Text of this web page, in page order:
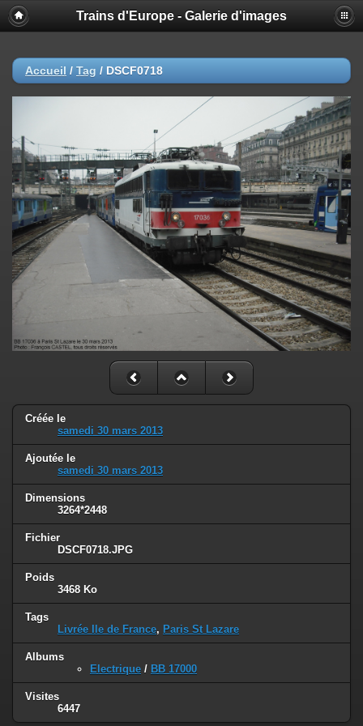
Trains d'Europe - Galerie d'images
Accueil / Tag / DSCF0718
Créée le
samedi 30 mars 2013
Ajoutée le
samedi 30 mars 2013
Dimensions
3264*2448
Fichier
DSCF0718.JPG
Poids
3468 Ko
Tags
Livrée Ile de France, Paris St Lazare
Albums
Electrique / BB 17000
Visites
6447